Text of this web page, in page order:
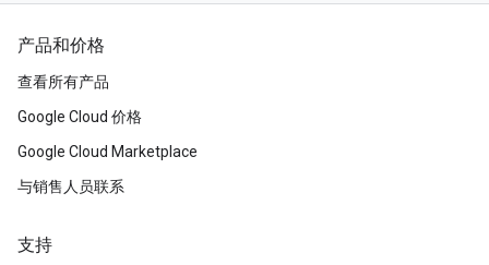
产品和价格
查看所有产品
Google Cloud 价格
Google Cloud Marketplace
与销售人员联系
支持